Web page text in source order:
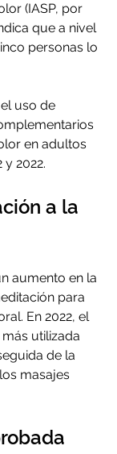
(IASP, por
que a nivel
personas lo
uso de
en adultos
y 2022.
a la
aumento en la
para
En 2022, el
utilizada
de la
masajes